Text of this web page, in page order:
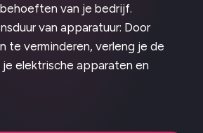
van je bedrijf.
van apparatuur: Door
te verminderen, verleng je de
je elektrische apparaten en